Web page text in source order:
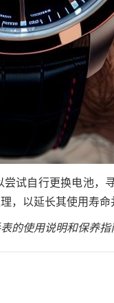
试自行更换电池，
，以延长其使用寿命
的使用说明和保养指